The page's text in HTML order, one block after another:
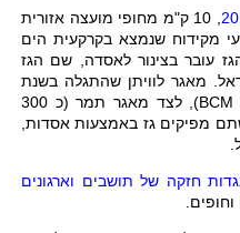
, 10 ק"מ מחופי מועצה אזורית
מקידוח שנמצא בקרקעית הים
הגז עובר בצינור לאסדה, שם הגז
מאגר לוויתן שהתגלה בשנת
BCM), לצד מאגר תמר (כ 300
מפיקים גז באמצעות אסדות,
חזקה של תושבים וארגונים